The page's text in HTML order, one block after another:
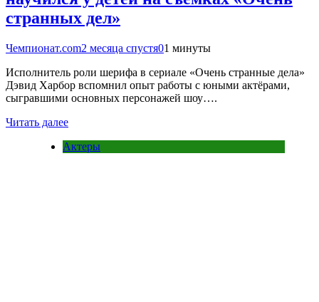
странных дел»
Чемпионат.com2 месяца спустя01 минуты
Исполнитель роли шерифа в сериале «Очень странные дела»
Дэвид Харбор вспомнил опыт работы с юными актёрами,
сыгравшими основных персонажей шоу….
Читать далее
Актеры